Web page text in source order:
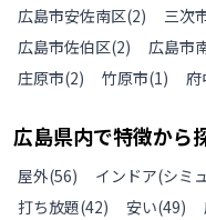
広島市安佐南区(2) 三次
広島市佐伯区(2) 広島市
庄原市(2) 竹原市(1) 府
広島県内で特徴から
屋外(56) インドア(シミ
打ち放題(42) 安い(49)